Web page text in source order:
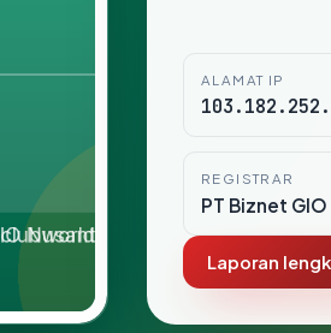
ALAMAT IP
REGISTRAR
PT Biznet
Laporan